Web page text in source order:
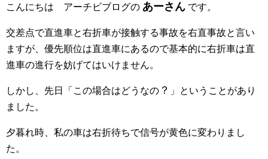
こんにちは アーチビブログの あーさん です。
交差点で直進車と右折車が接触する事故を右直事故と言い
ますが、優先順位は直進車にあるので基本的に右折車は直
進車の進行を妨げてはいけません。
しかし、先日「この場合はどうなの ？ 」ということがあり
ました。
夕暮れ時、私の車は右折待ちで信号が黄色に変わりまし
た。